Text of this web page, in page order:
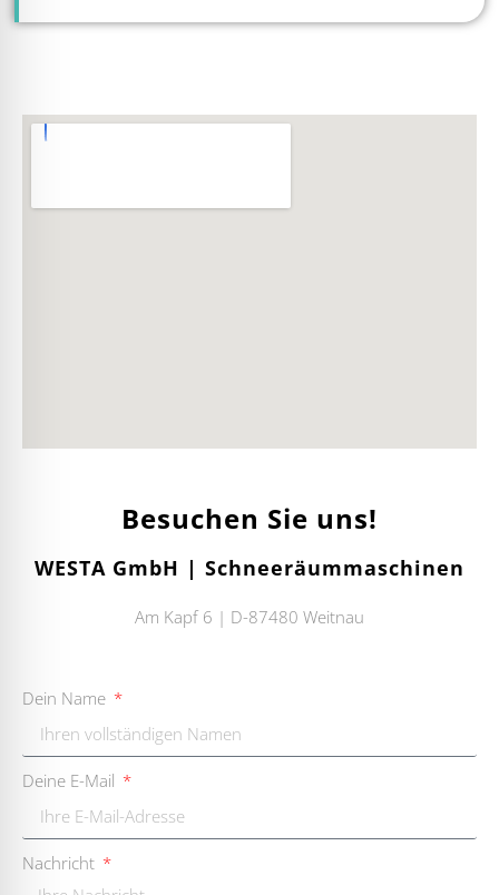
Besuchen Sie uns!
WESTA GmbH | Schneeräummaschinen
Am Kapf 6 | D-87480 Weitnau
Dein Name
Deine E-Mail
Nachricht